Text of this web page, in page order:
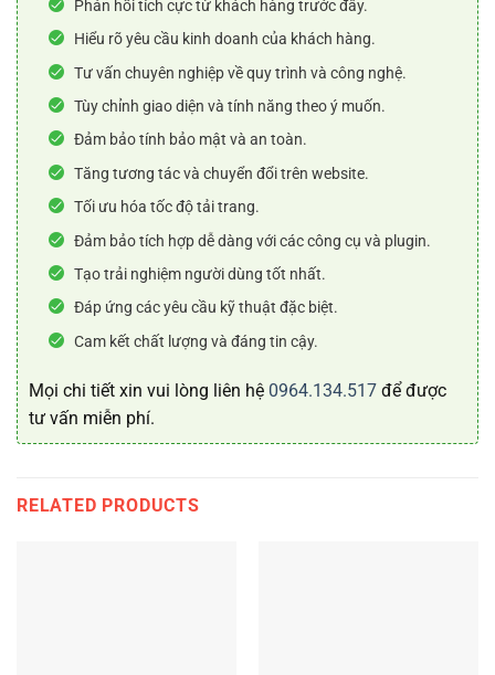
Phản hồi tích cực từ khách hàng trước đây.
Hiểu rõ yêu cầu kinh doanh của khách hàng.
Tư vấn chuyên nghiệp về quy trình và công nghệ.
Tùy chỉnh giao diện và tính năng theo ý muốn.
Đảm bảo tính bảo mật và an toàn.
Tăng tương tác và chuyển đổi trên website.
Tối ưu hóa tốc độ tải trang.
Đảm bảo tích hợp dễ dàng với các công cụ và plugin.
Tạo trải nghiệm người dùng tốt nhất.
Đáp ứng các yêu cầu kỹ thuật đặc biệt.
Cam kết chất lượng và đáng tin cậy.
Mọi chi tiết xin vui lòng liên hệ 0964.134.517 để được
tư vấn miễn phí.
RELATED PRODUCTS